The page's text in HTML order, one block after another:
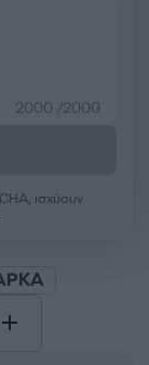
2000 /2000
ισχύουν